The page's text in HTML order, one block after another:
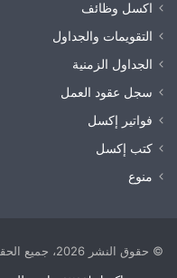
اكسل وظائف
التقويمات والجداول
الجداول الزمنية
سجل عقود العمل
فواتير إكسل
كتب إكسل
منوع
© حقوق النشر 2026، جميع الحقوق محفوظة |